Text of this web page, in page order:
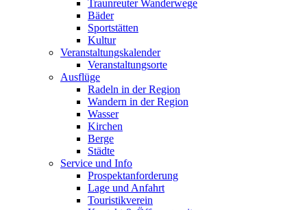
Traunreuter Wanderwege
Bäder
Sportstätten
Kultur
Veranstaltungskalender
Veranstaltungsorte
Ausflüge
Radeln in der Region
Wandern in der Region
Wasser
Kirchen
Berge
Städte
Service und Info
Prospektanforderung
Lage und Anfahrt
Touristikverein